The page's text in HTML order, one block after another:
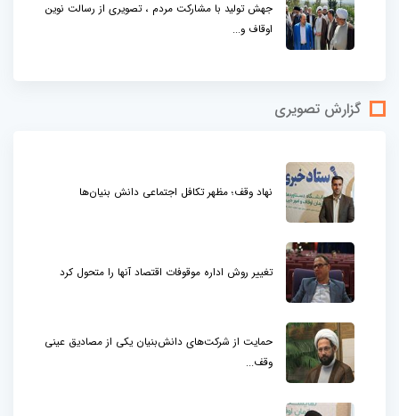
جهش تولید با مشارکت مردم ، تصویری از رسالت نوین
اوقاف و...
گزارش تصویری
نهاد وقف؛ مظهر تکافل اجتماعی دانش بنیان‌ها
تغییر روش اداره موقوفات اقتصاد آنها را متحول کرد
حمایت از شرکت‌های دانش‌بنیان یکی از مصادیق عینی
وقف...